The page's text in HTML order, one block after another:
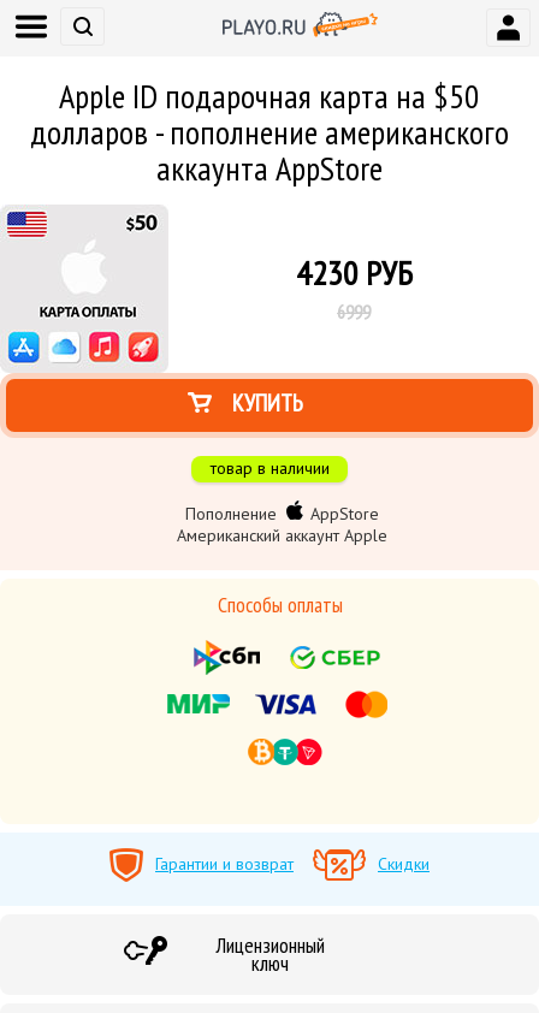
Apple ID подарочная карта на $50
долларов - пополнение американского
аккаунта AppStore
4230РУБ
6999
КУПИТЬ
товар в наличии
Пополнение
AppStore
Американский аккаунт Apple
Способы оплаты
Гарантии и возврат Скидки
Лицензионный
ключ